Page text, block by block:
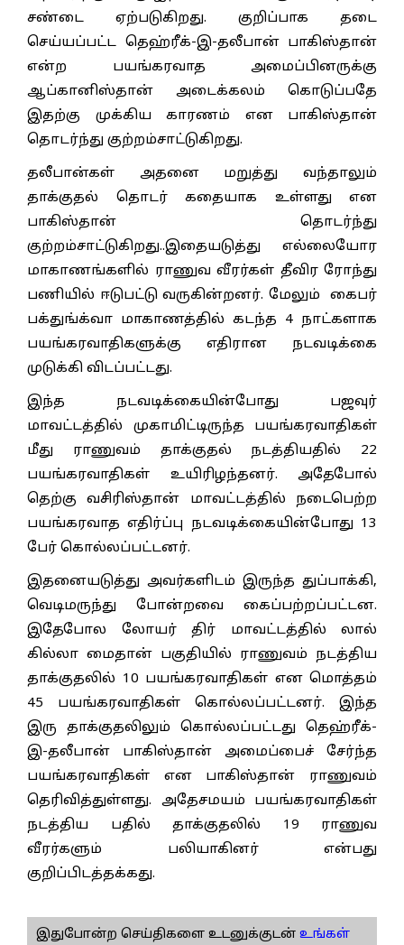
சண்டை ஏற்படுகிறது. குறிப்பாக தடை
செய்யப்பட்ட தெஹ்ரீக்-இ-தலீபான் பாகிஸ்தான்
என்ற பயங்கரவாத அமைப்பினருக்கு
ஆப்கானிஸ்தான் அடைக்கலம் கொடுப்பதே
இதற்கு முக்கிய காரணம் என பாகிஸ்தான்
தொடர்ந்து குற்றம்சாட்டுகிறது.
தலீபான்கள் அதனை மறுத்து வந்தாலும்
தாக்குதல் தொடர் கதையாக உள்ளது என
பாகிஸ்தான் தொடர்ந்து
குற்றம்சாட்டுகிறது..இதையடுத்து எல்லையோர
மாகாணங்களில் ராணுவ வீரர்கள் தீவிர ரோந்து
பணியில் ஈடுபட்டு வருகின்றனர். மேலும் கைபர்
பக்துங்க்வா மாகாணத்தில் கடந்த 4 நாட்களாக
பயங்கரவாதிகளுக்கு எதிரான நடவடிக்கை
முடுக்கி விடப்பட்டது.
இந்த நடவடிக்கையின்போது பஜவுர்
மாவட்டத்தில் முகாமிட்டிருந்த பயங்கரவாதிகள்
மீது ராணுவம் தாக்குதல் நடத்தியதில் 22
பயங்கரவாதிகள் உயிரிழந்தனர். அதேபோல்
தெற்கு வசிரிஸ்தான் மாவட்டத்தில் நடைபெற்ற
பயங்கரவாத எதிர்ப்பு நடவடிக்கையின்போது 13
பேர் கொல்லப்பட்டனர்.
இதனையடுத்து அவர்களிடம் இருந்த துப்பாக்கி,
வெடிமருந்து போன்றவை கைப்பற்றப்பட்டன.
இதேபோல லோயர் திர் மாவட்டத்தில் லால்
கில்லா மைதான் பகுதியில் ராணுவம் நடத்திய
தாக்குதலில் 10 பயங்கரவாதிகள் என மொத்தம்
45 பயங்கரவாதிகள் கொல்லப்பட்டனர். இந்த
இரு தாக்குதலிலும் கொல்லப்பட்டது தெஹ்ரீக்-
இ-தலீபான் பாகிஸ்தான் அமைப்பைச் சேர்ந்த
பயங்கரவாதிகள் என பாகிஸ்தான் ராணுவம்
தெரிவித்துள்ளது. அதேசமயம் பயங்கரவாதிகள்
நடத்திய பதில் தாக்குதலில் 19 ராணுவ
வீரர்களும் பலியாகினர் என்பது
குறிப்பிடத்தக்கது.
இதுபோன்ற செய்திகளை உடனுக்குடன் உங்கள்